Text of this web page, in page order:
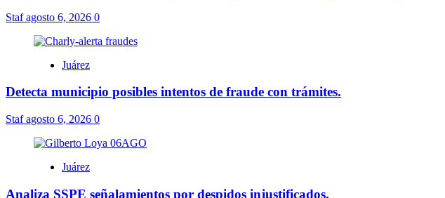
Stafagosto 6, 2026 0
Juárez
Detecta municipio posibles intentos de fraude con trámites.
Stafagosto 6, 2026 0
Juárez
Analiza SSPE señalamientos por despidos injustificados.